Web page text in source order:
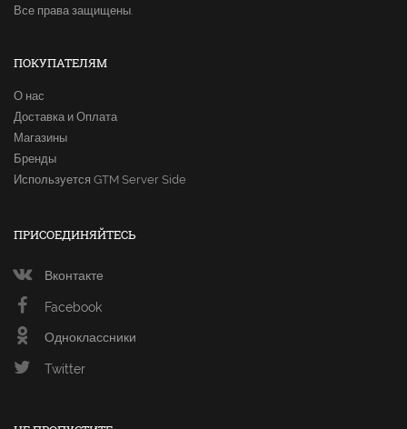
Все права защищены.
ПОКУПАТЕЛЯМ
О нас
Доставка и Оплата
Магазины
Бренды
Используется GTM Server Side
ПРИСОЕДИНЯЙТЕСЬ
Вконтакте
Facebook
Одноклассники
Twitter